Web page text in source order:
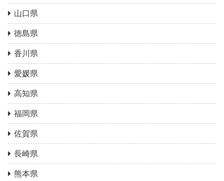
山口県
徳島県
香川県
愛媛県
高知県
福岡県
佐賀県
長崎県
熊本県